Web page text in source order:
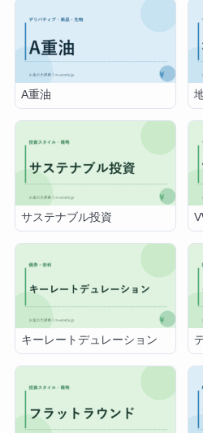
A重油
サステナブル投資
キーレートデュレーション